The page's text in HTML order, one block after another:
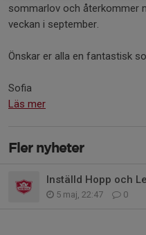
sommarlov och återkommer
veckan i september.
Önskar er alla en fantastisk
Sofia
Läs mer
Fler nyheter
Inställd Hopp och
5 maj, 22:47 0